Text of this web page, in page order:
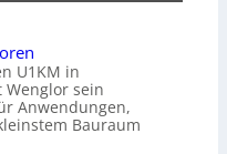
U1KM in
sein
Anwendungen,
Bauraum